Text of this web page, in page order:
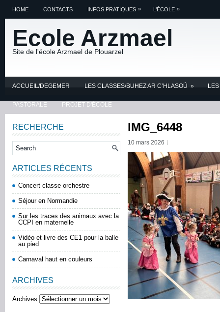
HOME CONTACTS INFOS PRATIQUES » L’ÉCOLE »
Ecole Arzmael
Site de l'école Arzmael de Plouarzel
ACCUEIL/DEGEMER LES CLASSES/BUHEZ AR C’HLASOÙ »
PASTORALE PROJET D'ÉCOLE
IMG_6448
10 mars 2026
RECHERCHE
ARTICLES RÉCENTS
Concert classe orchestre
Séjour en Normandie
Sur les traces des animaux avec la
CCPI en maternelle
Vidéo et livre des CE1 pour la balle
au pied
Carnaval haut en couleurs
ARCHIVES
Archives